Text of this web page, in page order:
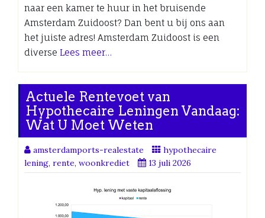
naar een kamer te huur in het bruisende
Amsterdam Zuidoost? Dan bent u bij ons aan
het juiste adres! Amsterdam Zuidoost is een
diverse Lees meer…
Actuele Rentevoet van
Hypothecaire Leningen Vandaag:
Wat U Moet Weten
amsterdamports-realestate
hypothecaire
lening, rente, woonkrediet 13 juli 2026